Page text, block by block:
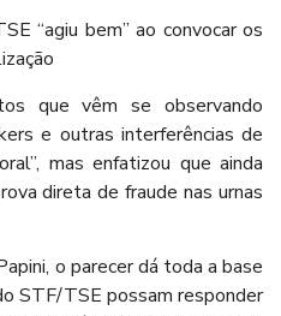
“agiu bem” ao convocar os
que vêm se observando
e outras interferências de
mas enfatizou que ainda
direta de fraude nas urnas
o parecer dá toda a base
STF/TSE possam responder